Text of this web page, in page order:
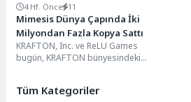
4 Hf. Önce 11
Mimesis Dünya Çapında İki
Milyondan Fazla Kopya Sattı
KRAFTON, Inc. ve ReLU Games
bugün, KRAFTON bünyesindeki
Tüm Kategoriler